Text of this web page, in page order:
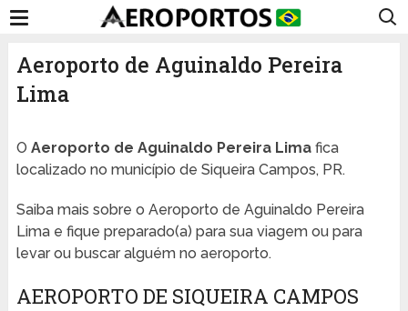
Aeroporto de Aguinaldo Pereira
Lima
O Aeroporto de Aguinaldo Pereira Limafica
localizado no município de Siqueira Campos, PR.
Saiba mais sobre o Aeroporto de Aguinaldo Pereira
Lima e fique preparado(a) para sua viagem ou para
levar ou buscar alguém no aeroporto.
AEROPORTO DE SIQUEIRA CAMPOS